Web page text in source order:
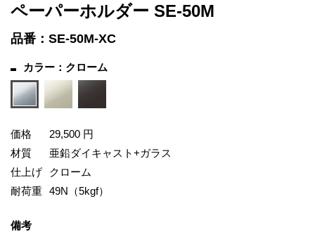
ペーパーホルダー SE-50M
品番：SE-50M-XC
カラー：クローム
価格
29,500 円
材質
亜鉛ダイキャスト+ガラス
仕上げ
クローム
耐荷重 49N（5kgf）
備考